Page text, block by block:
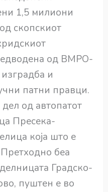
1,5 милиони
скопскиот
од ВМРО-
и
патни правци.
од автопатот
Пресека-
која што е
беа
Градско-
пуштен е во